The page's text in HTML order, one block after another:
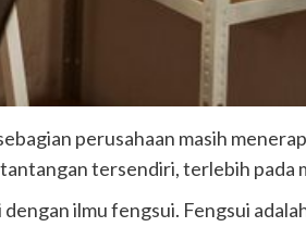
perusahaan masih
tersendiri, terlebih pada
ilmu fengsui. Fengsui